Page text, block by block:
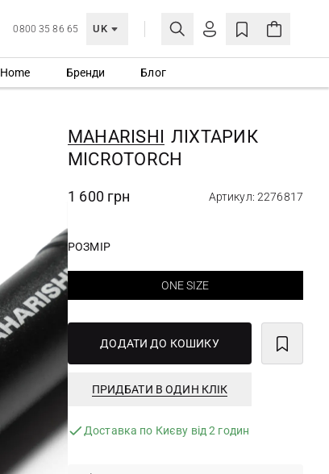
0800 35 86 65 UK
МОЯ ОБЛІКІВКА
Ще не зареєстровані?
СТВОРИТИ ОБЛІКІВКУ
Home Бренди Блог
MAHARISHI ЛІХТАРИК
MICROTORCH
1 600 грн Артикул: 2276817
РОЗМІР
ONE SIZE
ДОДАТИ ДО КОШИКУ
ПРИДБАТИ В ОДИН КЛІК
Доставка по Києву від 2 годин